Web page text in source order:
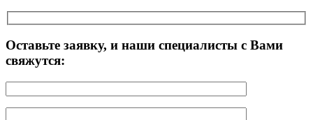
Оставьте заявку, и наши специалисты с Вами
свяжутся: